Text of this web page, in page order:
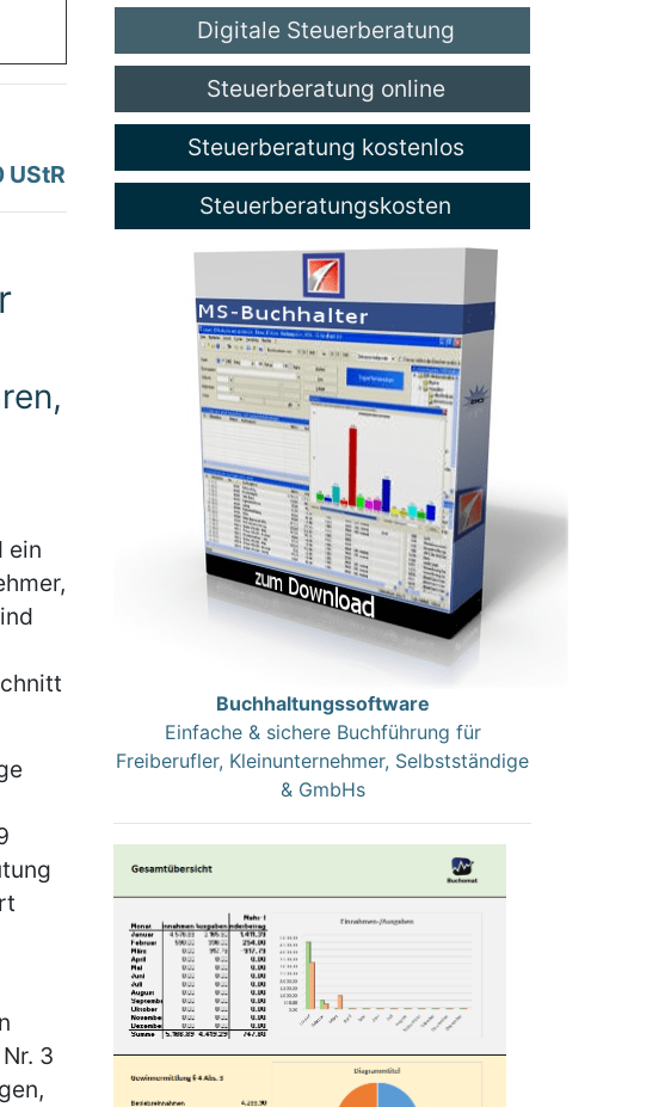
ein
3
Digitale Steuerberatung
Steuerberatung online
Steuerberatung kostenlos
Steuerberatungskosten
Buchhaltungssoftware
Einfache & sichere Buchführung für
Freiberufler, Kleinunternehmer, Selbstständige
& GmbHs